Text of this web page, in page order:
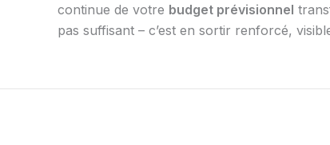
continue de votre budget prévisionnel
pas suffisant – c’est en sortir renforcé,